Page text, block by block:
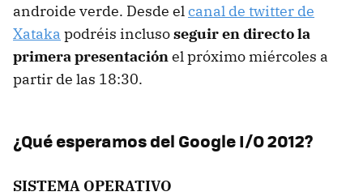
androide verde. Desde el canal de twitter de
Xataka podréis inclusoseguir en directo la
primera presentación el próximo miércoles a
partir de las 18:30.
¿Qué esperamos del Google I/O 2012?
SISTEMA OPERATIVO